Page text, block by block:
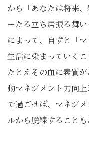
から「あなたは将来
ーたる立ち居振る舞
によって、自ずと「
生活に染まっていくこ
たとえその血に素質
動マネジメント力向
で過ごせば、マネジ
ルから脱線することも